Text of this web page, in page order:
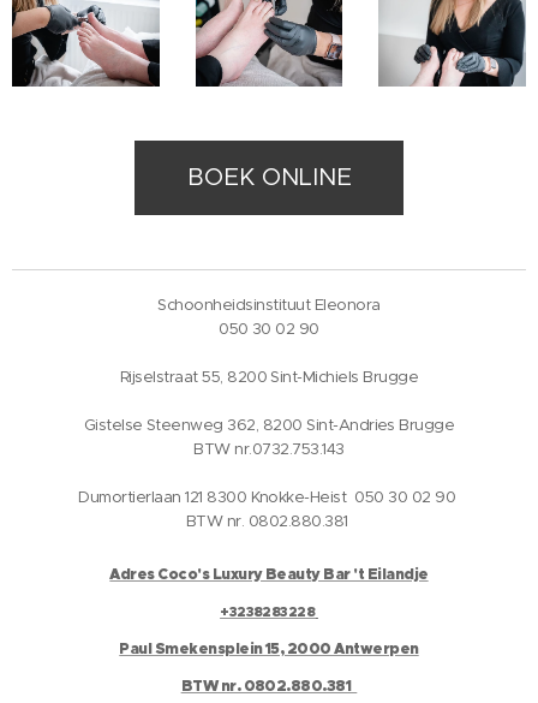
BOEK ONLINE
Schoonheidsinstituut Eleonora
050 30 02 90
Rijselstraat 55, 8200 Sint-Michiels Brugge
Gistelse Steenweg 362, 8200 Sint-Andries Brugge
BTW nr.0732.753.143
Dumortierlaan 121 8300 Knokke-Heist 050 30 02 90
BTW nr. 0802.880.381
Adres Coco's Luxury Beauty Bar 't Eilandje
+3238283228
Paul Smekensplein 15, 2000 Antwerpen
BTW nr. 0802.880.381